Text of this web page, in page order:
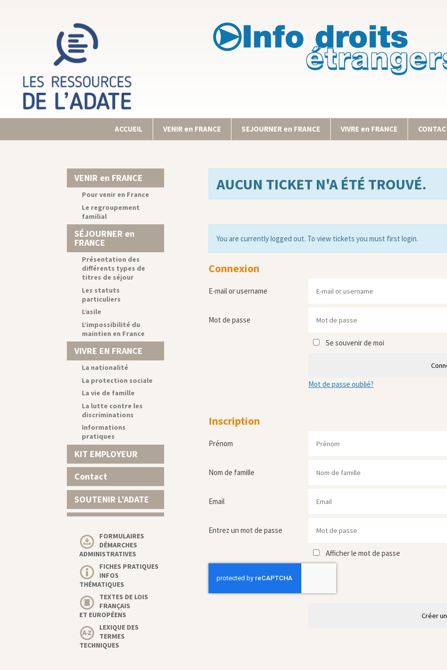
ACCUEIL VENIR en FRANCE SEJOURNER en FRANCE VIVRE en FRANCE
AUCUN TICKET N'A ÉTÉ TROUVÉ.
You are currently logged out. To view tickets you must first login.
Connexion
E-mail or username
Mot de passe
Se souvenir de moi
Mot de passe oublié?
Inscription
Prénom
Nom de famille
Email
Entrez un mot de passe
Afficher le mot de passe
Créer
VENIR en FRANCE
Pour venir en France
Le regroupement
familial
SÉJOURNER en
FRANCE
Présentation des
différents types de
titres de séjour
Les statuts
particuliers
L’asile
L’impossibilité du
maintien en France
VIVRE EN FRANCE
La nationalité
La protection sociale
La vie de famille
La lutte contre les
discriminations
Informations
pratiques
KIT EMPLOYEUR
Contact
SOUTENIR L’ADATE
FORMULAIRES
DÉMARCHES
ADMINISTRATIVES
FICHES PRATIQUES
INFOS
THÉMATIQUES
TEXTES DE LOIS
FRANÇAIS
ET EUROPÉENS
LEXIQUE DES
TERMES
TECHNIQUES